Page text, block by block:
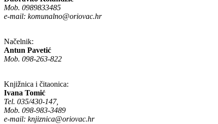
Mob. 0989833485
e-mail: komunalno@oriovac.hr
Načelnik:
Antun Pavetić
Mob. 098-263-822
Knjižnica i čitaonica:
Ivana Tomić
Tel. 035/430-147,
Mob. 098-983-3489
e-mail: knjiznica@oriovac.hr